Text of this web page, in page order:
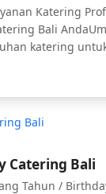
Katering
Bali
katering
Catering Bali
Tahun /